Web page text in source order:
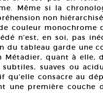
Même si la
non
couleur
n’est, en soi, pas
du tableau garde une
Métadier, quant à elle,
suaves ou
qu’elle consacre au
une première couche